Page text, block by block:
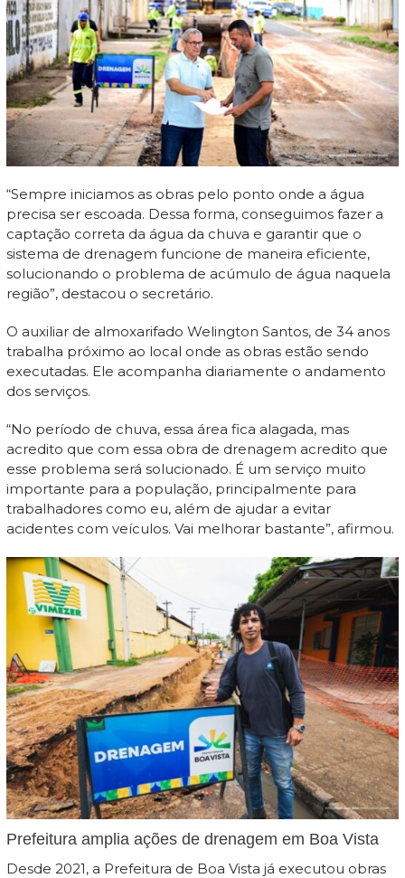
“Sempre iniciamos as obras pelo ponto onde a água
precisa ser escoada. Dessa forma, conseguimos fazer a
captação correta da água da chuva e garantir que o
sistema de drenagem funcione de maneira eficiente,
solucionando o problema de acúmulo de água naquela
região”, destacou o secretário.
O auxiliar de almoxarifado Welington Santos, de 34 anos
trabalha próximo ao local onde as obras estão sendo
executadas. Ele acompanha diariamente o andamento
dos serviços.
“No período de chuva, essa área fica alagada, mas
acredito que com essa obra de drenagem acredito que
esse problema será solucionado. É um serviço muito
importante para a população, principalmente para
trabalhadores como eu, além de ajudar a evitar
acidentes com veículos. Vai melhorar bastante”, afirmou.
Prefeitura amplia ações de drenagem em Boa Vista
Desde 2021, a Prefeitura de Boa Vista já executou obras